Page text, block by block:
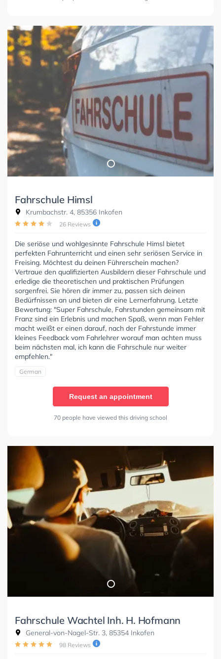
Fahrschule Himsl
Krumbachstr. 4, 85356 Inkofen
26 Reviews
Die seriöse und wohlgesinnte Fahrschule Himsl bietet
perfekten Fahrunterricht und einen sehr seriösen Service in
Freising. Möchtest du deinen Führerschein machen?
Vertraue den qualifizierten Ausbildern dieser Fahrschule und
erledige die theoretischen und praktischen Prüfungen
sorgenfrei. Sie hören dir immer zu, passen sich deinen
Bedürfnissen an und bieten dir eine Lernerfahrung. Letzte
Bewertung: "Super Fahrschule, Fahrstunden gemeinsam mit
Franz sind ein Erlebnis und machen Spaß, wenn man Fehler
macht weißt er einen darauf, nach der Fahrstunde immer
kleines Feedback vom Fahrlehrer worauf man achten muss
beim nächsten mal, ich kann die Fahrschule nur weiter
empfehlen."
German
Request an appointment
70 people have viewed this driving school
Fahrschule Wachtel Inh. H. Hofmann
General-von-Nagel-Str. 3, 85354 Inkofen
98 Reviews